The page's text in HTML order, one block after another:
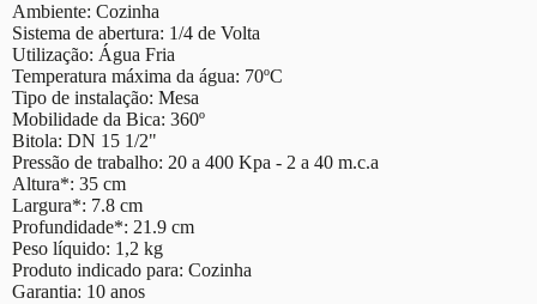
Ambiente: Cozinha
Sistema de abertura: 1/4 de Volta
Utilização: Água Fria
Temperatura máxima da água: 70ºC
Tipo de instalação: Mesa
Mobilidade da Bica: 360º
Bitola: DN 15 1/2"
Pressão de trabalho: 20 a 400 Kpa - 2 a 40 m.c.a
Altura*: 35 cm
Largura*: 7.8 cm
Profundidade*: 21.9 cm
Peso líquido: 1,2 kg
Produto indicado para: Cozinha
Garantia: 10 anos